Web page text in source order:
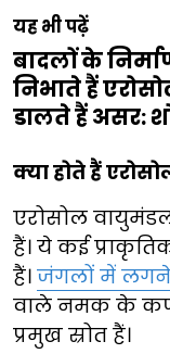
यह भी पढ़ें
बादलों के
निभाते हैं
डालते हैं असर:
क्या होते हैं
एरोसोल
हैं। ये कई
हैं। जंगलों में
वाले नमक के
प्रमुख स्रोत हैं।